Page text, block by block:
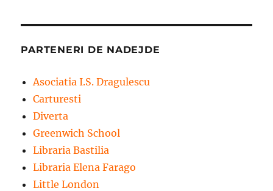
PARTENERI DE NADEJDE
Asociatia I.S. Dragulescu
Carturesti
Diverta
Greenwich School
Libraria Bastilia
Libraria Elena Farago
Little London